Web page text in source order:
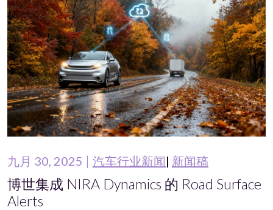
九月 30, 2025 汽车行业新闻 新闻稿
博世集成 NIRA Dynamics 的 Road Surface
Alerts